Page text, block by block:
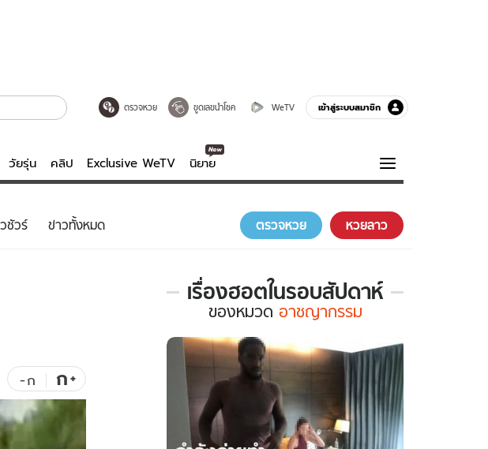
ตรวจหวย ขูดเลขนำโชค WeTV เข้าสู่ระบบสมาชิก
วัยรุ่น คลิป Exclusive WeTV นิยาย
บันเทิงครบรส
ดูทีวี
WeTV
ความรู้รอบตัว
ฮาวทู
ชัวร์ ข่าวทั้งหมด ตรวจหวย หวยลาว
-ก ก+
เรื่องฮอตในรอบสัปดาห์
เรื่อง
ใน
รอบ
สัปดาห์
หมวด
อาชญากรรม
ของหมวด อาชญากรรม